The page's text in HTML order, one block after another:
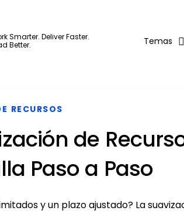
Smarter. Deliver Faster.
Better.
Temas
as
RECURSOS
de
Paso a Paso
y un plazo ajustado? La